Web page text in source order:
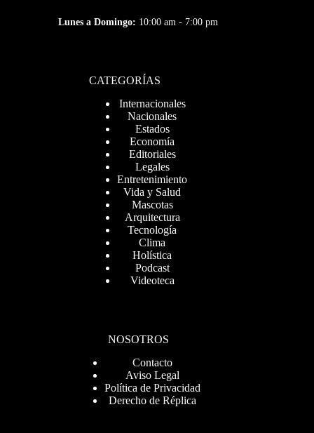
Lunes a Domingo: 10:00 am - 7:00 pm
CATEGORÍAS
Internacionales
Nacionales
Estados
Economía
Editoriales
Legales
Entretenimiento
Vida y Salud
Mascotas
Arquitectura
Tecnología
Clima
Holística
Podcast
Videoteca
NOSOTROS
Contacto
Aviso Legal
Política de Privacidad
Derecho de Réplica